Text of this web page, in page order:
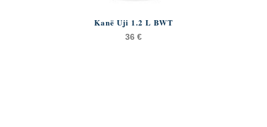
Kanë Uji 1.2 L BWT
36 €